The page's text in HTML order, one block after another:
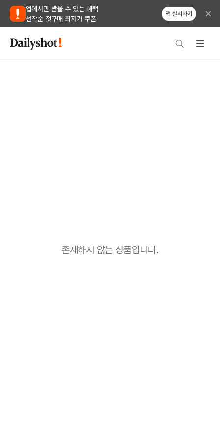
앱에서만 받을 수 있는 혜택
선착순 첫구매 최저가 쿠폰
앱 설치하기
존재하지 않는 상품입니다.